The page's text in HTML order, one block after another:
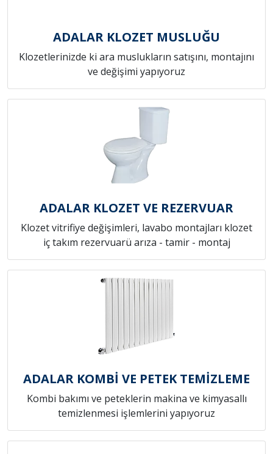
ADALAR KLOZET MUSLUĞU
Klozetlerinizde ki ara muslukların satışını, montajını
ve değişimi yapıyoruz
ADALAR KLOZET VE REZERVUAR
Klozet vitrifiye değişimleri, lavabo montajları klozet
iç takım rezervuarü arıza - tamir - montaj
ADALAR KOMBİ VE PETEK TEMİZLEME
Kombi bakımı ve peteklerin makina ve kimyasallı
temizlenmesi işlemlerini yapıyoruz